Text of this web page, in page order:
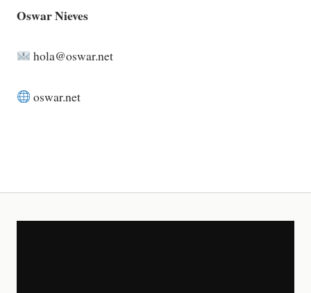
Oswar Nieves
hola@oswar.net
oswar.net